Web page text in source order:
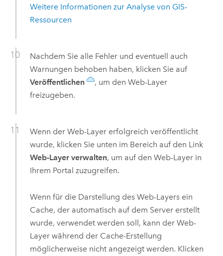
Weitere Informationen zur Analyse von GIS-
Ressourcen
Nachdem Sie alle Fehler und eventuell auch
Warnungen behoben haben, klicken Sie auf
Veröffentlichen
, um den Web-Layer
freizugeben.
Wenn der Web-Layer erfolgreich veröffentlicht
wurde, klicken Sie unten im Bereich auf den Link
Web-Layer verwalten, um auf den Web-Layer in
Ihrem Portal zuzugreifen.
Wenn für die Darstellung des Web-Layers ein
Cache, der automatisch auf dem Server erstellt
wurde, verwendet werden soll, kann der Web-
Layer während der Cache-Erstellung
möglicherweise nicht angezeigt werden. Klicken